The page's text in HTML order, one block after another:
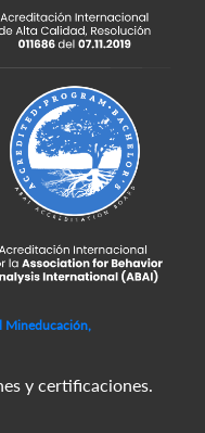
Mineducación,
y certificaciones.